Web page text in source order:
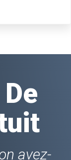
avez-